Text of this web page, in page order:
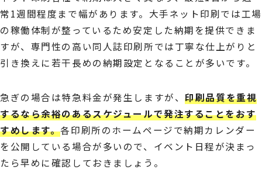
常1週間程度まで幅があります。大手ネット印刷では工場
の稼働体制が整っているため安定した納期を提供できま
すが、専門性の高い同人誌印刷所では丁寧な仕上がりと
引き換えに若干長めの納期設定となることが多いです。
急ぎの場合は特急料金が発生しますが、印刷品質を重視
するなら余裕のあるスケジュールで発注することをおす
すめします。各印刷所のホームページで納期カレンダー
を公開している場合が多いので、イベント日程が決まっ
たら早めに確認しておきましょう。